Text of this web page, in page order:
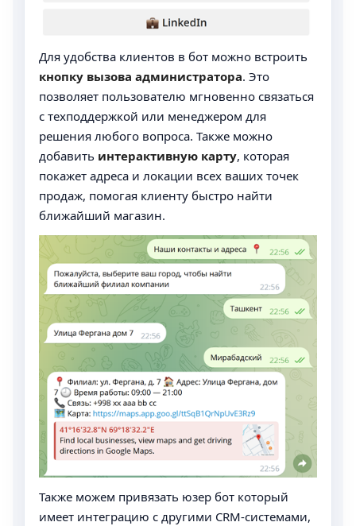
Для удобства клиентов в бот можно встроить
кнопку вызова администратора. Это
позволяет пользователю мгновенно связаться
с техподдержкой или менеджером для
решения любого вопроса. Также можно
добавить интерактивную карту, которая
покажет адреса и локации всех ваших точек
продаж, помогая клиенту быстро найти
ближайший магазин.
Также можем привязать юзер бот который
имеет интеграцию с другими CRM-системами,